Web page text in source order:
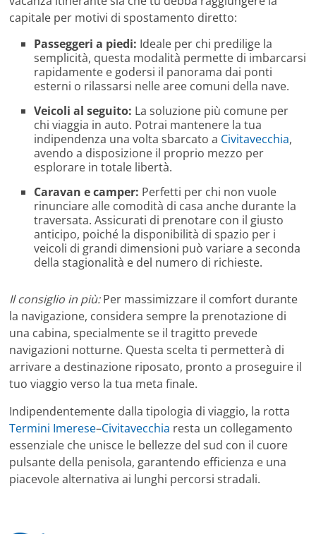
capitale per motivi di spostamento diretto:
Passeggeri a piedi: Ideale per chi predilige la
semplicità, questa modalità permette di imbarcarsi
rapidamente e godersi il panorama dai ponti
esterni o rilassarsi nelle aree comuni della nave.
Veicoli al seguito: La soluzione più comune per
chi viaggia in auto. Potrai mantenere la tua
indipendenza una volta sbarcato a Civitavecchia,
avendo a disposizione il proprio mezzo per
esplorare in totale libertà.
Caravan e camper: Perfetti per chi non vuole
rinunciare alle comodità di casa anche durante la
traversata. Assicurati di prenotare con il giusto
anticipo, poiché la disponibilità di spazio per i
veicoli di grandi dimensioni può variare a seconda
della stagionalità e del numero di richieste.
Il consiglio in più:Per massimizzare il comfort durante
la navigazione, considera sempre la prenotazione di
una cabina, specialmente se il tragitto prevede
navigazioni notturne. Questa scelta ti permetterà di
arrivare a destinazione riposato, pronto a proseguire il
tuo viaggio verso la tua meta finale.
Indipendentemente dalla tipologia di viaggio, la rotta
Termini Imerese–Civitavecchia resta un collegamento
essenziale che unisce le bellezze del sud con il cuore
pulsante della penisola, garantendo efficienza e una
piacevole alternativa ai lunghi percorsi stradali.